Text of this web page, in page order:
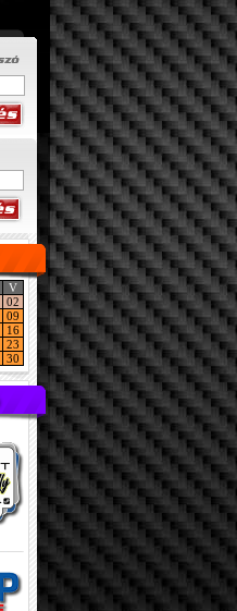
V
02
09
16
23
30